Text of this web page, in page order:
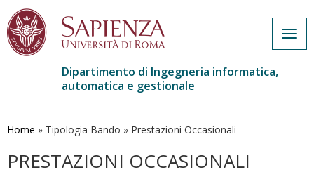
contenuto
Dipartimento di Ingegneria informatica,
automatica e gestionale
Home » Tipologia Bando » Prestazioni Occasionali
PRESTAZIONI OCCASIONALI